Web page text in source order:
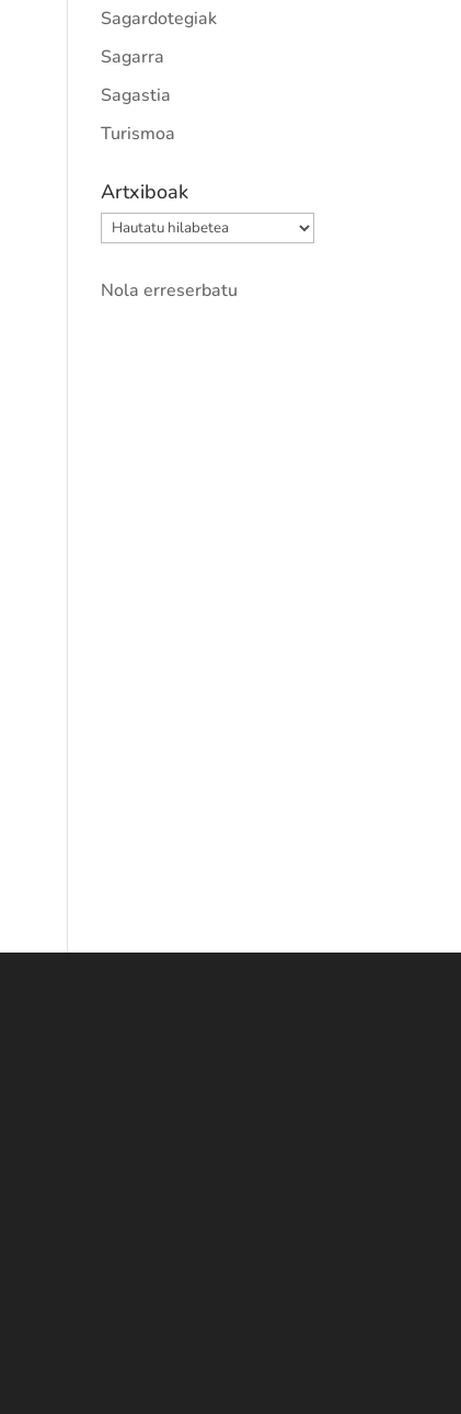
Sagardotegiak
Sagarra
Sagastia
Turismoa
Artxiboak
Artxiboak
Nola erreserbatu